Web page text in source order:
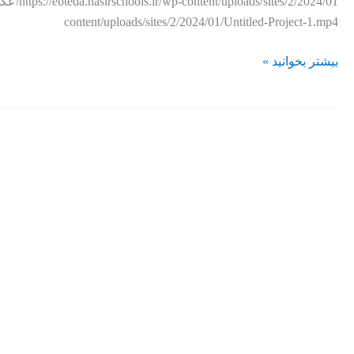
content/uploads/sites/2/2024/01/Untitled-Project-1.mp4
بیشتر بخوانید »